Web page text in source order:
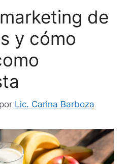
de
y cómo
por Lic. Carina Barboza